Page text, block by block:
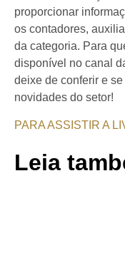
proporcionar
os contadores,
da categoria. Para
disponível no canal
deixe de conferir e
novidades do setor!
PARA ASSISTIR A
Leia